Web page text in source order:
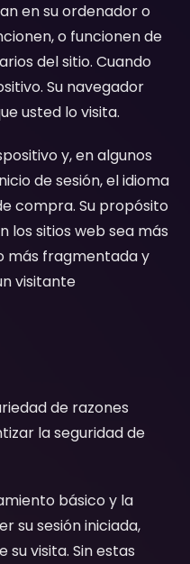
en su ordenador o
o funcionen de
del sitio. Cuando
Su navegador
usted lo visita.
y, en algunos
de sesión, el idioma
compra. Su propósito
los sitios web sea más
más fragmentada y
visitante
de razones
la seguridad de
básico y la
su sesión iniciada,
visita. Sin estas